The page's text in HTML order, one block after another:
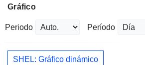
Gráfico
Periodo Período
SHEL: Gráfico dinámico